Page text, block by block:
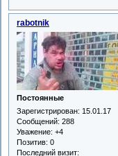
rabotnik
Постоянные
Зарегистрирован: 15.01.17
Сообщений: 288
Уважение: +4
Позитив: 0
Последний визит: